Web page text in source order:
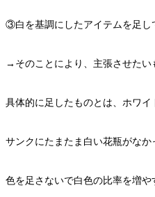
③白を基調にしたアイテムを足し
→そのことにより、主張させたい
具体的に足したものとは、ホワイ
サンクにたまたま白い花瓶がなか
色を足さないで白色の比率を増や